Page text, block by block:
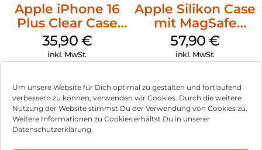
Um unsere Website für Dich optimal zu gestalten und fortlaufend
verbessern zu können, verwenden wir Cookies. Durch die weitere
Nutzung der Website stimmst Du der Verwendung von Cookies zu.
Weitere Informationen zu Cookies erhältst Du in unserer
Datenschutzerklärung.
Apple iPhone 16
Plus Clear Case
MagSafe
Transparent
35,90 €
inkl. MwSt.
Apple Silikon Case
mit MagSafe
iPhone 14 Pro
(PRODUCT)RED
57,90€
inkl. MwSt.
Impressum